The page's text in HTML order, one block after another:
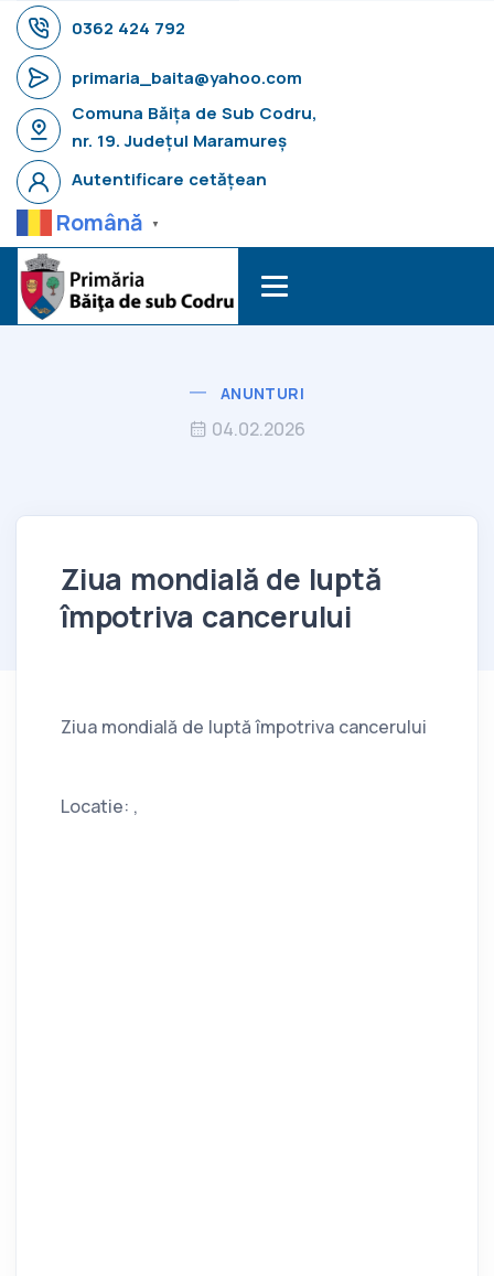
0362 424 792
primaria_baita@yahoo.com
Comuna Băița de Sub Codru,
nr. 19. Județul Maramureș
Autentificare cetățean
Română ▼
ANUNTURI
04.02.2026
Ziua mondială de luptă
împotriva cancerului
Ziua mondială de luptă împotriva cancerului
Locatie: ,